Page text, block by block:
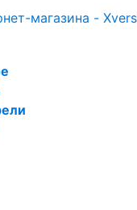
магазина -